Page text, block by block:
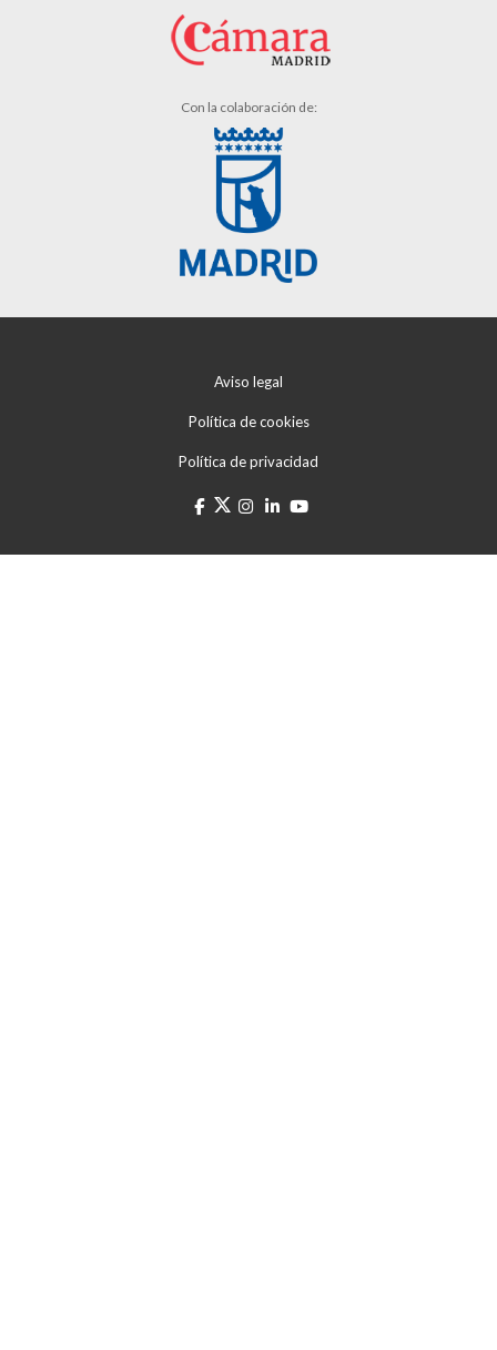
Con la colaboración de:
Aviso legal
Política de cookies
Política de privacidad